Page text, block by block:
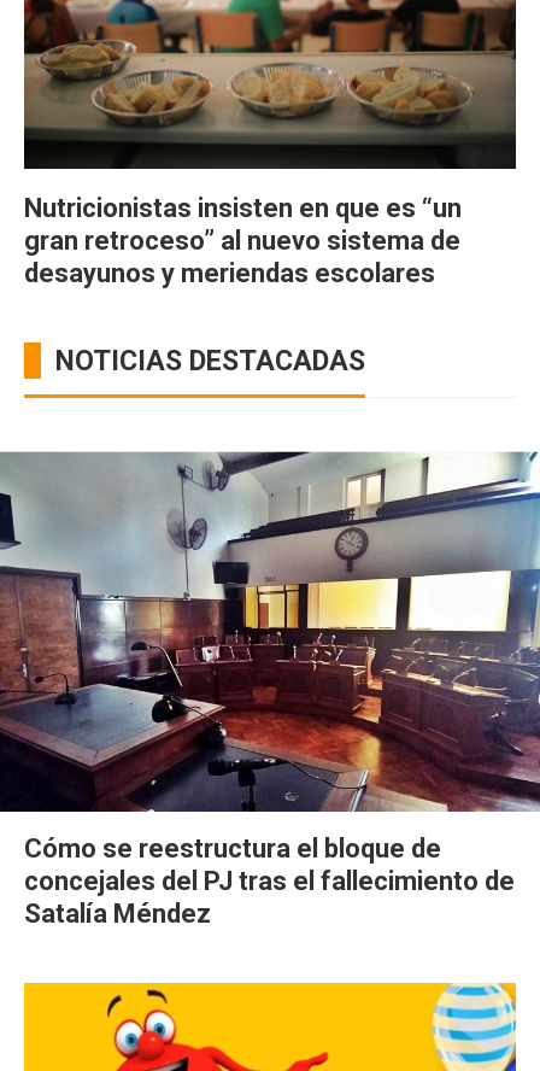
Nutricionistas insisten en que es “un
gran retroceso” al nuevo sistema de
desayunos y meriendas escolares
NOTICIAS DESTACADAS
Cómo se reestructura el bloque de
concejales del PJ tras el fallecimiento de
Satalía Méndez